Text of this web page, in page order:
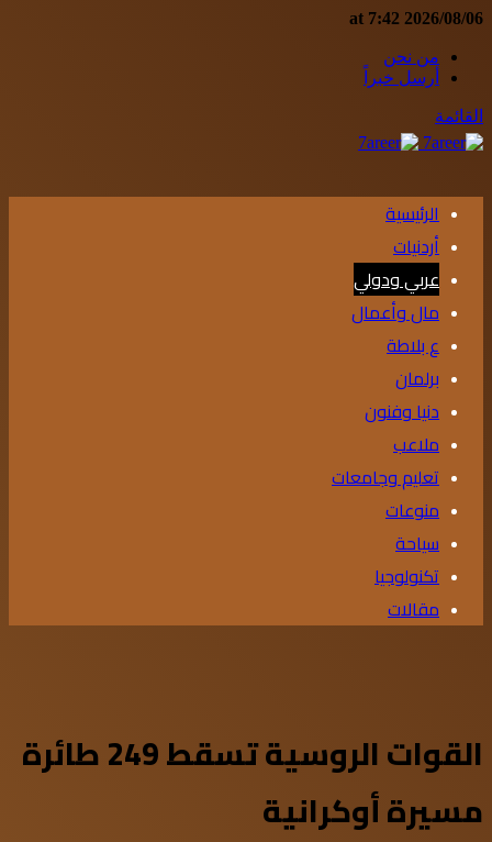
2026/08/06 at 7:42
من نحن
أرسل خبراً
القائمة
الرئيسية
أردنيات
عربي ودولي
مال وأعمال
ع بلاطة
برلمان
دنيا وفنون
ملاعب
تعليم وجامعات
منوعات
سياحة
تكنولوجيا
مقالات
القوات الروسية تسقط 249 طائرة
مسيرة أوكرانية